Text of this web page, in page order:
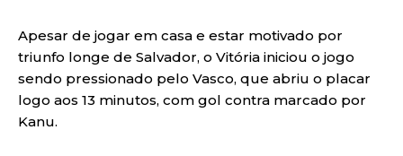
Apesar de jogar em casa e estar motivado por
triunfo longe de Salvador, o Vitória iniciou o jogo
sendo pressionado pelo Vasco, que abriu o placar
logo aos 13 minutos, com gol contra marcado por
Kanu.